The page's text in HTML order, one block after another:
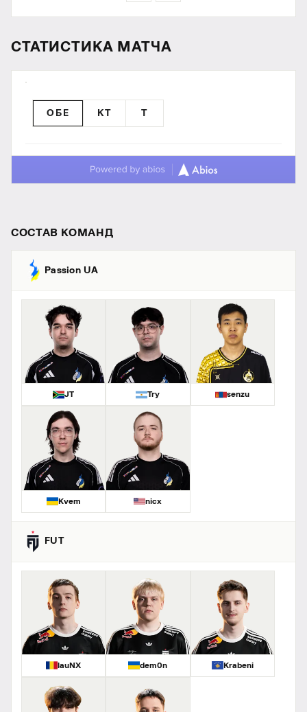
СТАТИСТИКА МАТЧА
ОБЕ КТ T
СОСТАВ КОМАНД
Passion UA
JT Try senzu
Kvem nicx
FUT
lauNX dem0n Krabeni